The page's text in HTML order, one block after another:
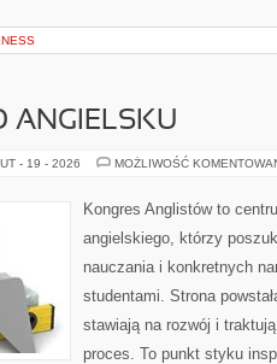
ANGIELSKU
- 19 - 2026 MOŻLIWOŚĆ
Kongres Anglistów to
angielskiego, którzy
nauczania i konkretnych
studentami. Strona
stawiają na rozwój i
proces. To punkt styku